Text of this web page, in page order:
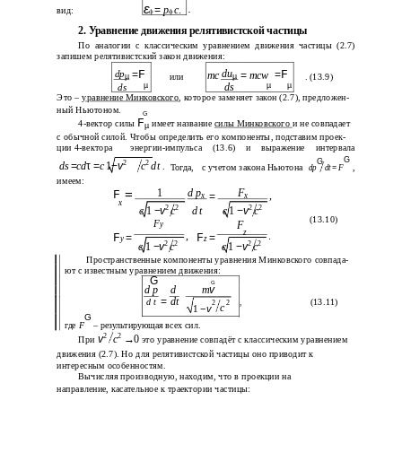
вид: εф=pфc. .
2. Уравнение движения релятивистской частицы
По аналогии с классическим уравнением движения частицы (2.7)
запишем релятивистский закон движения:
dpµ =F или mc duµ = mcw =F . (13.9)
ds µ ds µ µ
Это –уравнение Минковского, которое заменяет закон (2.7), предложен-
ный Ньютоном. G
4-вектор силы Fµ имеет название силы Минковского и не совпадает
с обычной силой. Чтобы определить его компоненты, подставим проек-
ции 4-вектора энергии-импульса (13.6) и выражение интервала
ds=cdτ =c1−v2 c2 dt. Тогда, с учетом закона Ньютона dp
G
dt=F
G
имеем:
1 d px Fx
F = = ,
x
d t c1−v2 c2
c1 −v2 c2
(13.10)
Fy F
Fy= , Fz= z .
c1 −v2 c2 c1−v2 c2
Пространственные компоненты уравнения Минковского совпада-
ют с известным уравнением движения:
G G
d p d mv
=
, (13.11)
d t dt
1 −v2 c2
где F
G
– результирующая всех сил.
При v2 c2 →0 это уравнение совпадёт с классическим уравнением
движения (2.7). Но для релятивистской частицы оно приводит к
интересным особенностям.
Вычисляя производную, находим, что в проекции на
направление, касательное к траектории частицы: